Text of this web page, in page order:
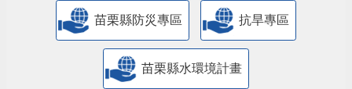
苗栗縣防災專區 抗旱專區
苗栗縣水環境計畫